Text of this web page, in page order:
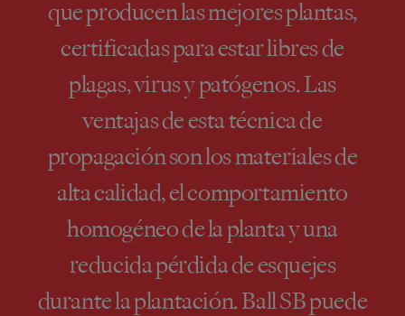
que producen las mejores plantas,
certificadas para estar libres de
plagas, virus y patógenos. Las
ventajas de esta técnica de
propagación son los materiales de
alta calidad, el comportamiento
homogéneo de la planta y una
reducida pérdida de esquejes
durante la plantación. Ball SB puede